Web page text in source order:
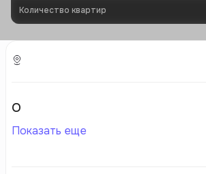
Количество квартир
О
Показать еще